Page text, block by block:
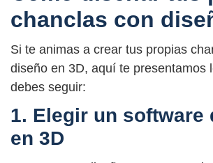
chanclas con
Si te animas a crear tus propias
diseño en 3D, aquí te presentamos
debes seguir:
1. Elegir un software
en 3D